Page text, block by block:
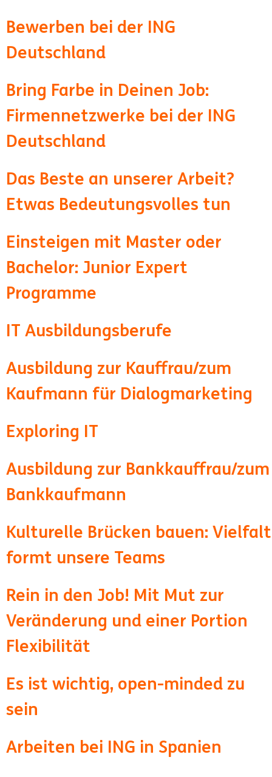
Bewerben bei der ING
Deutschland
Bring Farbe in Deinen Job:
Firmennetzwerke bei der ING
Deutschland
Das Beste an unserer Arbeit?
Etwas Bedeutungsvolles tun
Einsteigen mit Master oder
Bachelor: Junior Expert
Programme
IT Ausbildungsberufe
Ausbildung zur Kauffrau/zum
Kaufmann für Dialogmarketing
Exploring IT
Ausbildung zur Bankkauffrau/zum
Bankkaufmann
Kulturelle Brücken bauen: Vielfalt
formt unsere Teams
Rein in den Job! Mit Mut zur
Veränderung und einer Portion
Flexibilität
Es ist wichtig, open-minded zu
sein
Arbeiten bei ING in Spanien